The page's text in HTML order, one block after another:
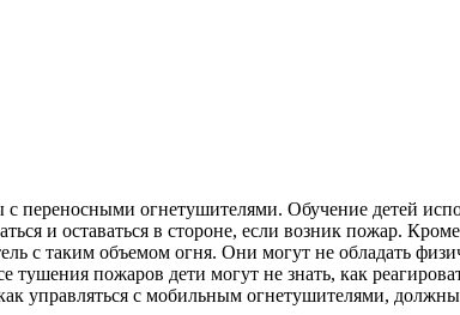
с переносными огнетушителями. Обучение детей
и оставаться в стороне, если возник пожар.
с таким объемом огня. Они могут не обладать
пожаров дети могут не знать, как
управляться с мобильным огнетушителями,